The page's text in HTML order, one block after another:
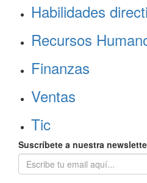
Habilidades
Recursos
Finanzas
Ventas
Tic
Suscríbete a nuestra